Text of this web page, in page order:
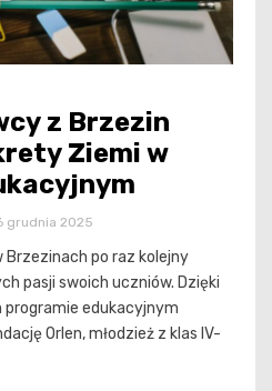
z Brzezin
Ziemi w
grudnia 2025
Brzezinach po raz kolejny
pasji swoich uczniów. Dzięki
programie edukacyjnym
Orlen, młodzież z klas IV-